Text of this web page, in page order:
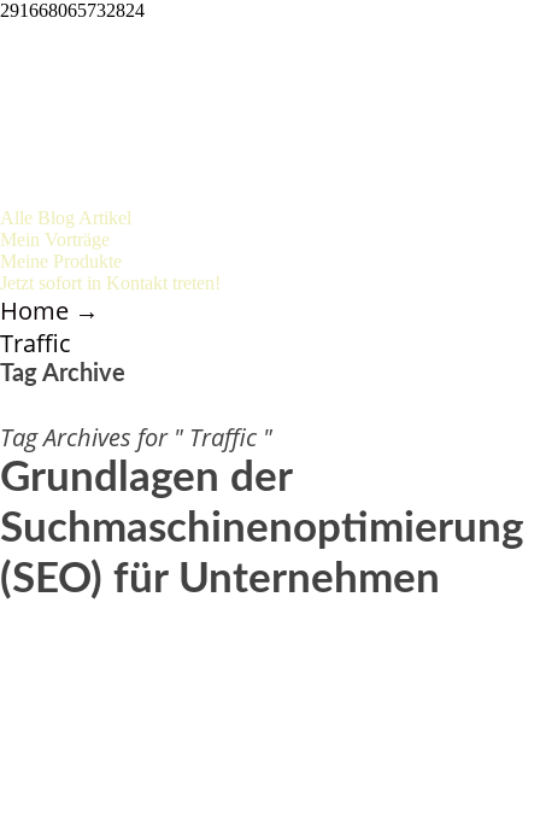
291668065732824
Alle Blog Artikel
Mein Vorträge
Meine Produkte
Jetzt sofort in Kontakt treten!
Home →
Traffic
Tag Archive
Tag Archives for " Traffic "
Grundlagen der
Suchmaschinenoptimierung
(SEO) für Unternehmen